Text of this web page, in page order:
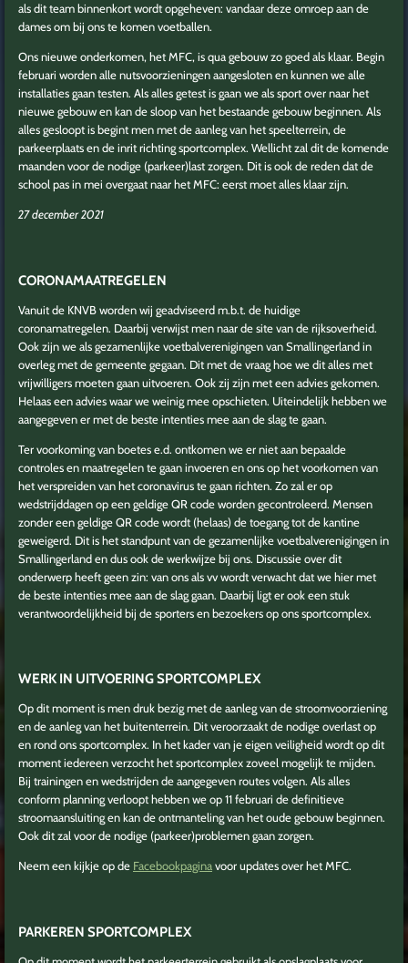
als dit team binnenkort wordt opgeheven: vandaar deze omroep aan de
dames om bij ons te komen voetballen.
Ons nieuwe onderkomen, het MFC, is qua gebouw zo goed als klaar. Begin
februari worden alle nutsvoorzieningen aangesloten en kunnen we alle
installaties gaan testen. Als alles getest is gaan we als sport over naar het
nieuwe gebouw en kan de sloop van het bestaande gebouw beginnen. Als
alles gesloopt is begint men met de aanleg van het speelterrein, de
parkeerplaats en de inrit richting sportcomplex. Wellicht zal dit de komende
maanden voor de nodige (parkeer)last zorgen. Dit is ook de reden dat de
school pas in mei overgaat naar het MFC: eerst moet alles klaar zijn.
27 december 2021
CORONAMAATREGELEN
Vanuit de KNVB worden wij geadviseerd m.b.t. de huidige
coronamatregelen. Daarbij verwijst men naar de site van de rijksoverheid.
Ook zijn we als gezamenlijke voetbalverenigingen van Smallingerland in
overleg met de gemeente gegaan. Dit met de vraag hoe we dit alles met
vrijwilligers moeten gaan uitvoeren. Ook zij zijn met een advies gekomen.
Helaas een advies waar we weinig mee opschieten. Uiteindelijk hebben we
aangegeven er met de beste intenties mee aan de slag te gaan.
Ter voorkoming van boetes e.d. ontkomen we er niet aan bepaalde
controles en maatregelen te gaan invoeren en ons op het voorkomen van
het verspreiden van het coronavirus te gaan richten. Zo zal er op
wedstrijddagen op een geldige QR code worden gecontroleerd. Mensen
zonder een geldige QR code wordt (helaas) de toegang tot de kantine
geweigerd. Dit is het standpunt van de gezamenlijke voetbalverenigingen in
Smallingerland en dus ook de werkwijze bij ons. Discussie over dit
onderwerp heeft geen zin: van ons als vv wordt verwacht dat we hier met
de beste intenties mee aan de slag gaan. Daarbij ligt er ook een stuk
verantwoordelijkheid bij de sporters en bezoekers op ons sportcomplex.
WERK IN UITVOERING SPORTCOMPLEX
Op dit moment is men druk bezig met de aanleg van de stroomvoorziening
en de aanleg van het buitenterrein. Dit veroorzaakt de nodige overlast op
en rond ons sportcomplex. In het kader van je eigen veiligheid wordt op dit
moment iedereen verzocht het sportcomplex zoveel mogelijk te mijden.
Bij trainingen en wedstrijden de aangegeven routes volgen. Als alles
conform planning verloopt hebben we op 11 februari de definitieve
stroomaansluiting en kan de ontmanteling van het oude gebouw beginnen.
Ook dit zal voor de nodige (parkeer)problemen gaan zorgen.
Neem een kijkje op de Facebookpaginavoor updates over het MFC.
PARKEREN SPORTCOMPLEX